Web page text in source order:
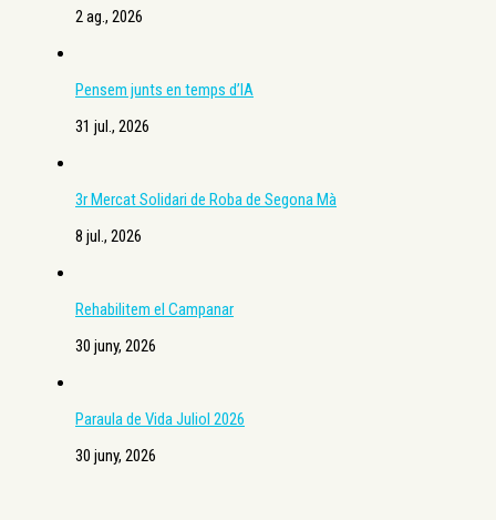
2 ag., 2026
Pensem junts en temps d’IA
31 jul., 2026
3r Mercat Solidari de Roba de Segona Mà
8 jul., 2026
Rehabilitem el Campanar
30 juny, 2026
Paraula de Vida Juliol 2026
30 juny, 2026